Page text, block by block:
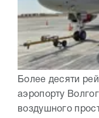
Более десяти
аэропорту
воздушного